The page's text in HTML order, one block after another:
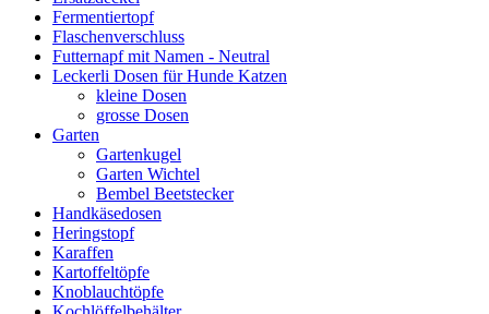
Fermentiertopf
Flaschenverschluss
Futternapf mit Namen - Neutral
Leckerli Dosen für Hunde Katzen
kleine Dosen
grosse Dosen
Garten
Gartenkugel
Garten Wichtel
Bembel Beetstecker
Handkäsedosen
Heringstopf
Karaffen
Kartoffeltöpfe
Knoblauchtöpfe